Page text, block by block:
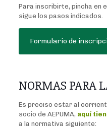
Para inscribirte, pincha en
sigue los pasos indicados.
Formulario de
NORMAS PARA
Es preciso estar al
socio de AEPUMA, aquí
a la normativa siguiente: